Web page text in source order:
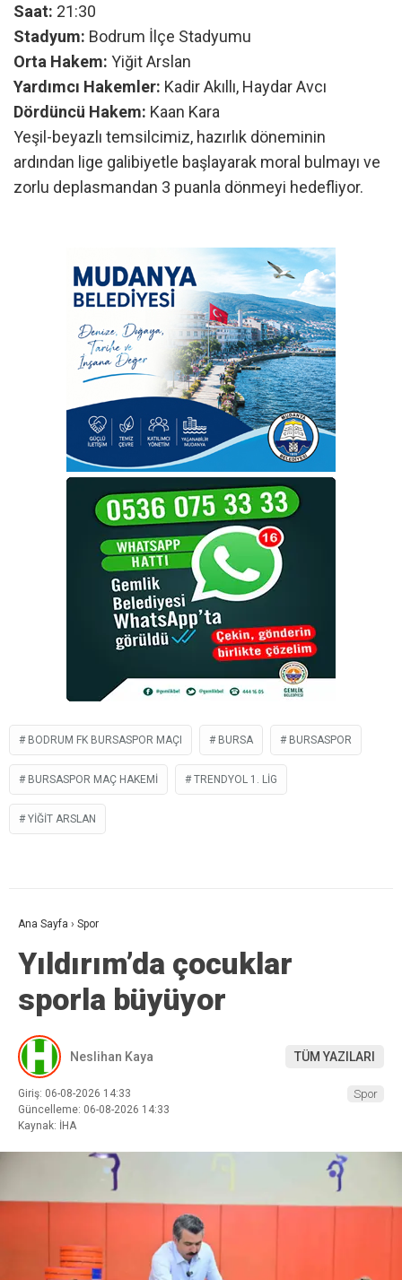
Saat: 21:30
Stadyum: Bodrum İlçe Stadyumu
Orta Hakem: Yiğit Arslan
Yardımcı Hakemler: Kadir Akıllı, Haydar Avcı
Dördüncü Hakem: Kaan Kara
Yeşil-beyazlı temsilcimiz, hazırlık döneminin
ardından lige galibiyetle başlayarak moral bulmayı ve
zorlu deplasmandan 3 puanla dönmeyi hedefliyor.
BODRUM FK BURSASPOR MAÇI BURSA BURSASPOR
BURSASPOR MAÇ HAKEMI TRENDYOL 1. LIG
YIĞIT ARSLAN
Ana Sayfa › Spor
Yıldırım’da çocuklar
sporla büyüyor
Neslihan Kaya TÜM YAZILARI
Giriş: 06-08-2026 14:33
Güncelleme: 06-08-2026 14:33
Kaynak: İHA
Spor